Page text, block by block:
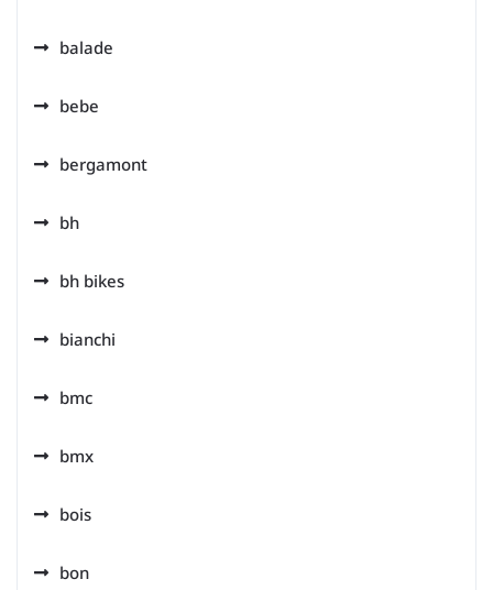
balade
bebe
bergamont
bh
bh bikes
bianchi
bmc
bmx
bois
bon